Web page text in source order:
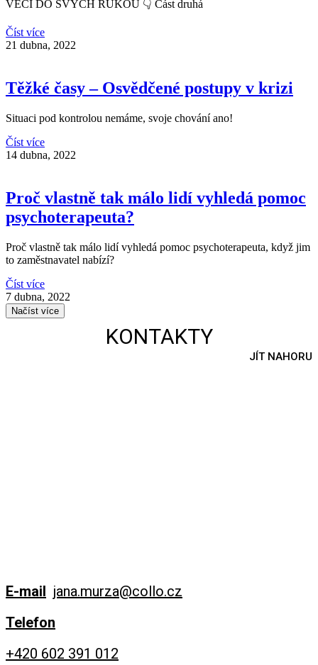
VĚCI DO SVÝCH RUKOU 👇 Část druhá
Číst více
21 dubna, 2022
Těžké časy – Osvědčené postupy v krizi
Situaci pod kontrolou nemáme, svoje chování ano!
Číst více
14 dubna, 2022
Proč vlastně tak málo lidí vyhledá pomoc
psychoterapeuta?
Proč vlastně tak málo lidí vyhledá pomoc psychoterapeuta, když jim
to zaměstnavatel nabízí?
Číst více
7 dubna, 2022
Načíst více
JÍT NAHORU
KONTAKTY
E-mail jana.murza@collo.cz
Telefon
+420 602 391 012